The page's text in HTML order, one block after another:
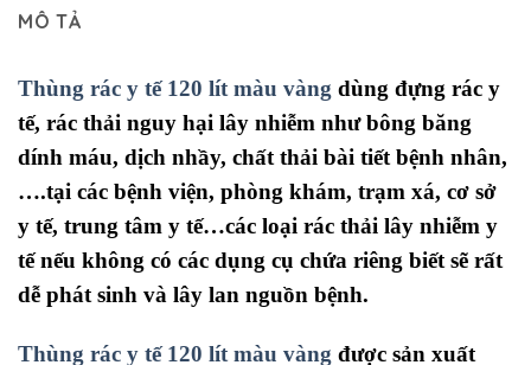
MÔ TẢ
Thùng rác y tế 120 lít màu vàng dùng đựng rác y
tế, rác thải nguy hại lây nhiễm như bông băng
dính máu, dịch nhầy, chất thải bài tiết bệnh nhân,
….tại các bệnh viện, phòng khám, trạm xá, cơ sở
y tế, trung tâm y tế…các loại rác thải lây nhiễm y
tế nếu không có các dụng cụ chứa riêng biết sẽ rất
dễ phát sinh và lây lan nguồn bệnh.
Thùng rác y tế 120 lít màu vàng được sản xuất